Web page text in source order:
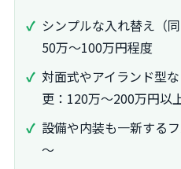
シンプルな入れ替え（
50万～100万円程度
対面式やアイランド型
更：120万～200万円以
設備や内装も一新する
～